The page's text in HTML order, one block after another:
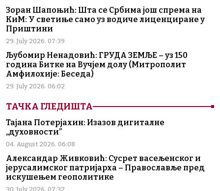
Зоран Шапоњић: Шта се Србима још спрема на
КиМ: У светиње само уз водиче лиценциране у
Приштини
29. July 2026. 07:39
Љубомир Ненадовић: ГРУДА ЗЕМЉЕ – уз 150
година Битке на Вучјем долу (Митрополит
Амфилохије: Беседа)
29. July 2026. 06:02
ТАЧКА ГЛЕДИШТА
Тајана Потерјахин: Изазов дигиталне
„духовности”
04. August 2026. 06:08
Александар Живковић: Сусрет васељенског и
јерусалимског патријарха – Православље пред
искушењем геополитике
30. July 2026. 07:32